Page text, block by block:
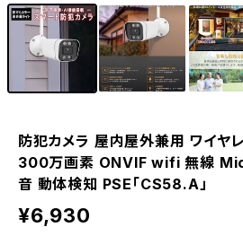
防犯カメラ 屋内屋外兼用 ワイ
300万画素 ONVIF wifi 無線
音 動体検知 PSE「CS58.A」
¥6,930